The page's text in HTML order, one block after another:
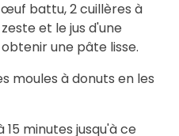
œuf battu, 2 cuillères à
et le jus d'une
une pâte lisse.
moules à donuts en les
15 minutes jusqu'à ce